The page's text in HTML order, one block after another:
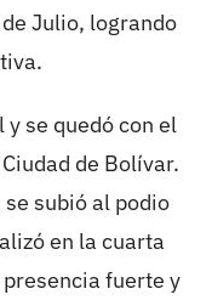
Julio, logrando
y se quedó con el
de Bolívar.
subió al podio
en la cuarta
fuerte y